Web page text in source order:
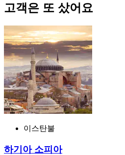
고객은 또 샀어요
이스탄불
하기아 소피아